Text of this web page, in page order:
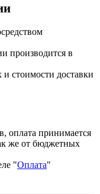
производится в
стоимости доставки
оплата принимается
же от бюджетных
"Оплата"